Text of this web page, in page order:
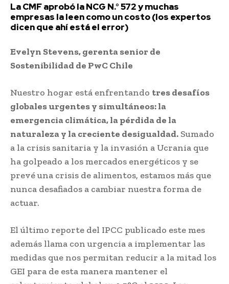
La CMF aprobó la NCG N.° 572 y muchas
empresas la leen como un costo (los expertos
dicen que ahí está el error)
Evelyn Stevens, gerenta senior de
Sostenibilidad de PwC Chile
Nuestro hogar está enfrentando tres desafíos
globales urgentes y simultáneos: la
emergencia climática, la pérdida de la
naturaleza y la creciente desigualdad. Sumado
a la crisis sanitaria y la invasión a Ucrania que
ha golpeado a los mercados energéticos y se
prevé una crisis de alimentos, estamos más que
nunca desafiados a cambiar nuestra forma de
actuar.
El último reporte del IPCC publicado este mes
además llama con urgencia a implementar las
medidas que nos permitan reducir a la mitad los
GEI para de esta manera mantener el